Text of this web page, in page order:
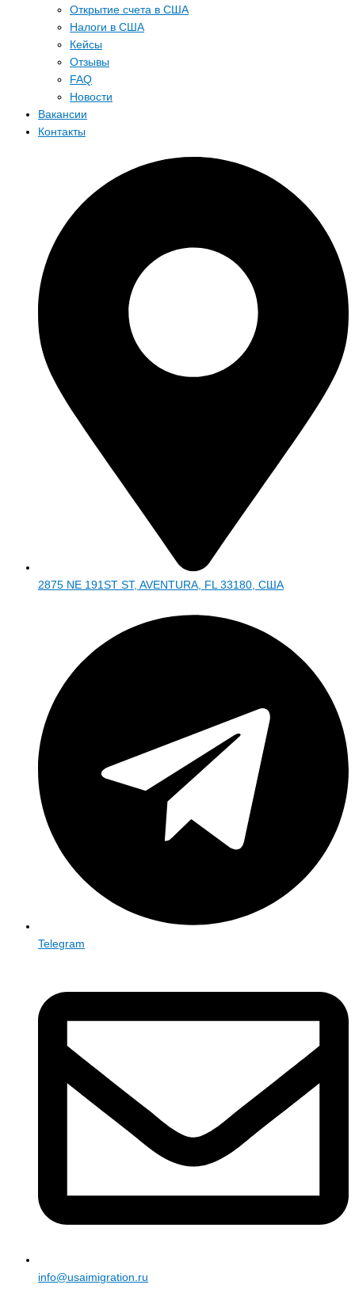
Открытие счета в США
Налоги в США
Кейсы
Отзывы
FAQ
Новости
Вакансии
Контакты
2875 NE 191ST ST, AVENTURA, FL 33180, США
Telegram
info@usaimigration.ru